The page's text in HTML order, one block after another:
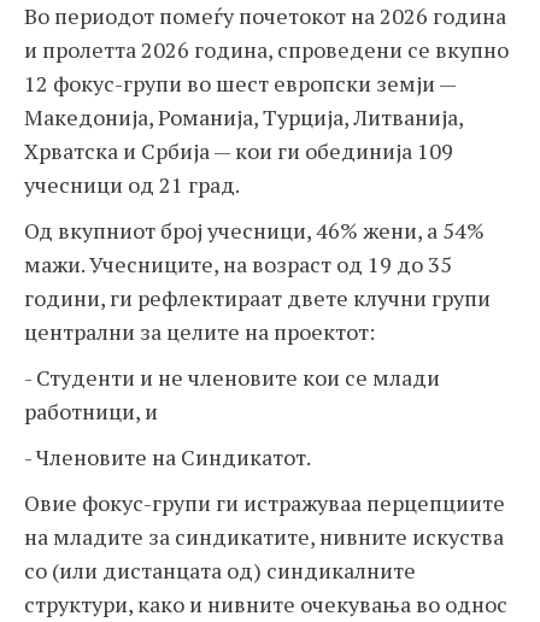
Во периодот помеѓу почетокот на 2026 година
и пролетта 2026 година, спроведени се вкупно
12 фокус-групи во шест европски земји —
Македонија, Романија, Турција, Литванија,
Хрватска и Србија — кои ги обединија 109
учесници од 21 град.
Од вкупниот број учесници, 46% жени, а 54%
мажи. Учесниците, на возраст од 19 до 35
години, ги рефлектираат двете клучни групи
централни за целите на проектот:
- Студенти и не членовите кои се млади
работници, и
- Членовите на Синдикатот.
Овие фокус-групи ги истражуваа перцепциите
на младите за синдикатите, нивните искуства
со (или дистанцата од) синдикалните
структури, како и нивните очекувања во однос